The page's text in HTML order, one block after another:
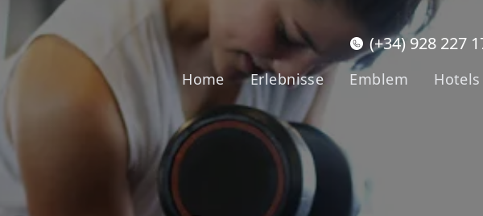
(+34) 928 227
Home Erlebnisse Emblem Hotels